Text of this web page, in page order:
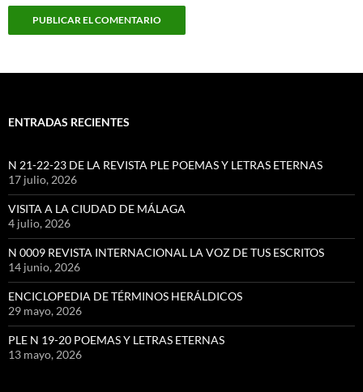
ENTRADAS RECIENTES
N 21-22-23 DE LA REVISTA PLE POEMAS Y LETRAS ETERNAS
17 julio, 2026
VISITA A LA CIUDAD DE MÁLAGA
4 julio, 2026
N 0009 REVISTA INTERNACIONAL LA VOZ DE TUS ESCRITOS
14 junio, 2026
ENCICLOPEDIA DE TÉRMINOS HERÁLDICOS
29 mayo, 2026
PLE N 19-20 POEMAS Y LETRAS ETERNAS
13 mayo, 2026